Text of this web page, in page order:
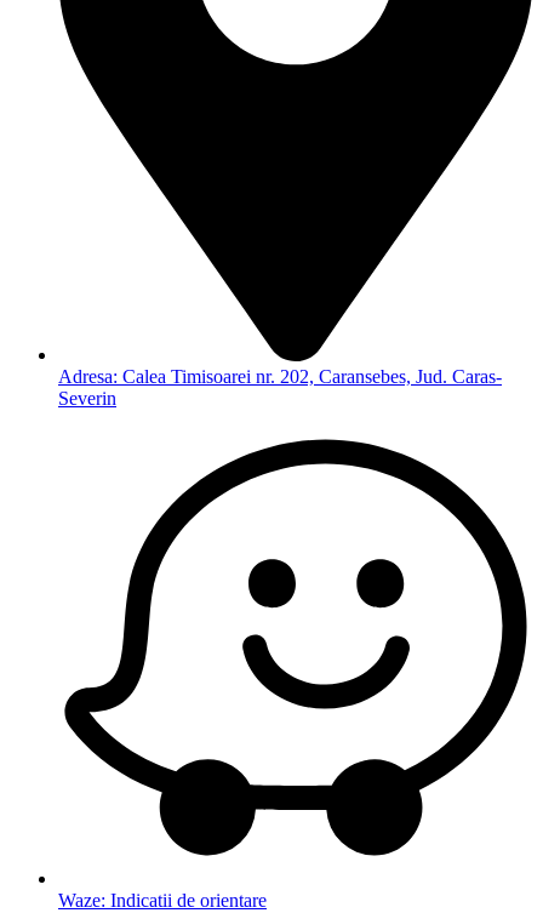
Adresa: Calea Timisoarei nr. 202, Caransebes, Jud. Caras-
Severin
Waze: Indicatii de orientare